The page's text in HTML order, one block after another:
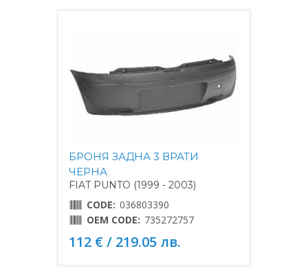
БРОНЯ ЗАДНА 3 ВРАТИ
ЧЕРНА
FIAT PUNTO (1999 - 2003)
CODE: 036803390
OEM CODE: 735272757
112 € / 219.05 лв.